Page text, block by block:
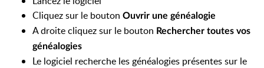
Cliquez sur le bouton Ouvrir une généalogie
A droite cliquez sur le bouton Rechercher toutes vos
généalogies
Le logiciel recherche les généalogies présentes sur le